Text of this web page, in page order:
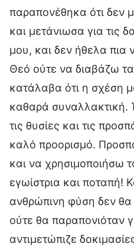
παραπονέθηκα ότι δεν
και μετάνιωσα για τις
μου, και δεν ήθελα πια
Θεό ούτε να διαβάζω
κατάλαβα ότι η σχέση
καθαρά
τις θυσίες και τις
καλό προορισμό.
και να χρησιμοποιήσω
εγωίστρια και ποταπή!
ανθρώπινη φύση δεν
ούτε θα παραπονιόταν
αντιμετώπιζε